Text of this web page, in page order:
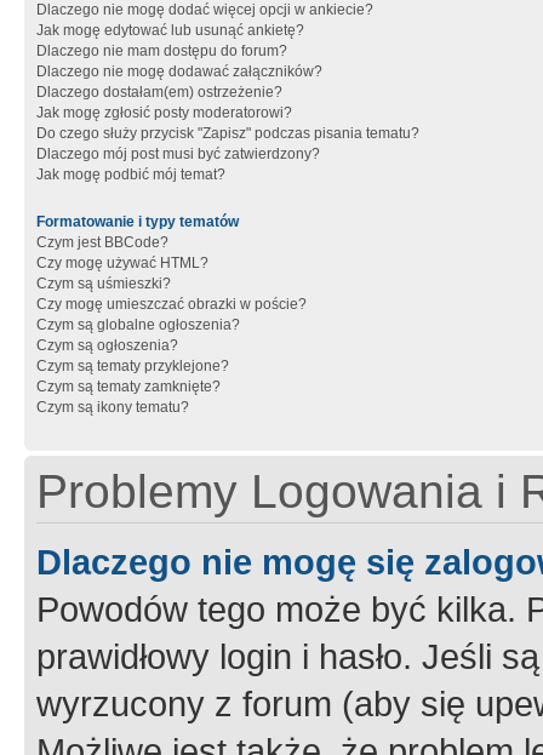
Dlaczego nie mogę dodać więcej opcji w ankiecie?
Jak mogę edytować lub usunąć ankietę?
Dlaczego nie mam dostępu do forum?
Dlaczego nie mogę dodawać załączników?
Dlaczego dostałam(em) ostrzeżenie?
Jak mogę zgłosić posty moderatorowi?
Do czego służy przycisk "Zapisz" podczas pisania tematu?
Dlaczego mój post musi być zatwierdzony?
Jak mogę podbić mój temat?
Formatowanie i typy tematów
Czym jest BBCode?
Czy mogę używać HTML?
Czym są uśmieszki?
Czy mogę umieszczać obrazki w poście?
Czym są globalne ogłoszenia?
Czym są ogłoszenia?
Czym są tematy przyklejone?
Czym są tematy zamknięte?
Czym są ikony tematu?
Problemy Logowania i
Dlaczego nie mogę się
Powodów tego może być kilka.
prawidłowy login i hasło. Jeśli
wyrzucony z forum (aby się